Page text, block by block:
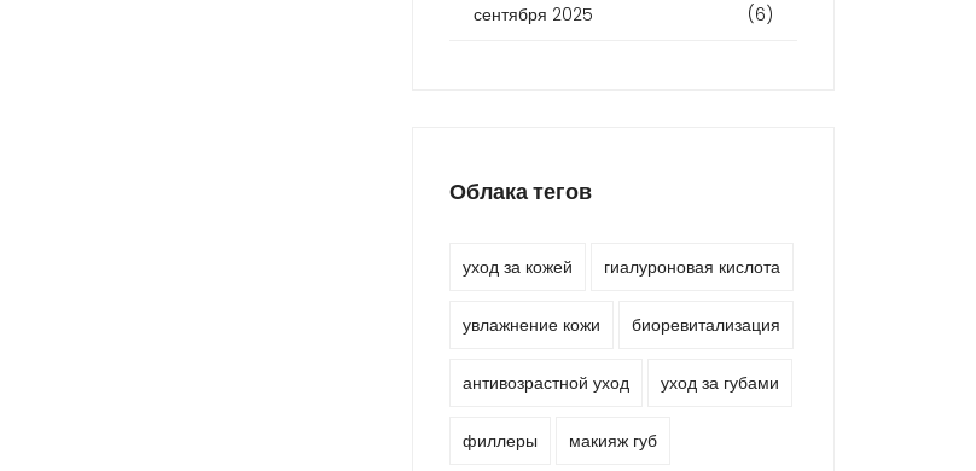
сентября 2025 (6)
Облака тегов
уход за кожей гиалуроновая кислота
увлажнение кожи биоревитализация
антивозрастной уход уход за губами
филлеры макияж губ